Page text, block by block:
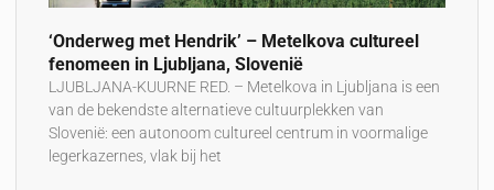
‘Onderweg met Hendrik’ – Metelkova cultureel
fenomeen in Ljubljana, Slovenië
LJUBLJANA-KUURNE RED. – Metelkova in Ljubljana is een
van de bekendste alternatieve cultuurplekken van
Slovenië: een autonoom cultureel centrum in voormalige
legerkazernes, vlak bij het